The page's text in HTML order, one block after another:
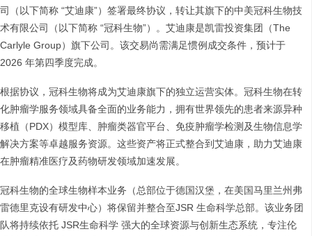
司（以下简称 “艾迪康”）签署最终协议，转让其旗下的中美冠科生物技
术有限公司（以下简称 “冠科生物”）。艾迪康是凯雷投资集团（The
Carlyle Group）旗下公司。该交易尚需满足惯例成交条件，预计于
2026 年第四季度完成。
根据协议，冠科生物将成为艾迪康旗下的独立运营实体。冠科生物在转
化肿瘤学服务领域具备全面的业务能力，拥有世界领先的患者来源异种
移植（PDX）模型库、肿瘤类器官平台、免疫肿瘤学检测及生物信息学
解决方案等卓越服务资源。这些资产将正式整合到艾迪康，助力艾迪康
在肿瘤精准医疗及药物研发领域加速发展。
冠科生物的全球生物样本业务（总部位于德国汉堡，在美国马里兰州弗
雷德里克设有研发中心）将保留并整合至JSR 生命科学总部。该业务团
队将持续依托 JSR生命科学 强大的全球资源与创新生态系统，专注伦